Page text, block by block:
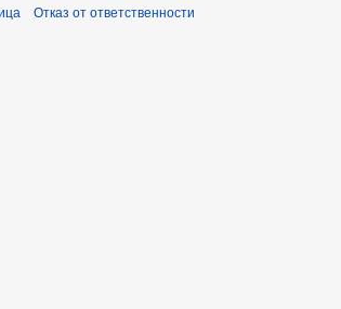
Отказ от ответственности